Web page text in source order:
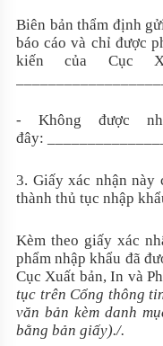
Biên bản thẩm định
báo cáo và chỉ được
kiến của Cục
-Không được
đây:
3. Giấy xác nhận
thành thủ tục nhập
Kèm theo giấy xác
phẩm nhập khẩu đã
Cục Xuất bản, In và
tục trên Cổng thông
văn bản kèm danh
bằng bản giấy)./.